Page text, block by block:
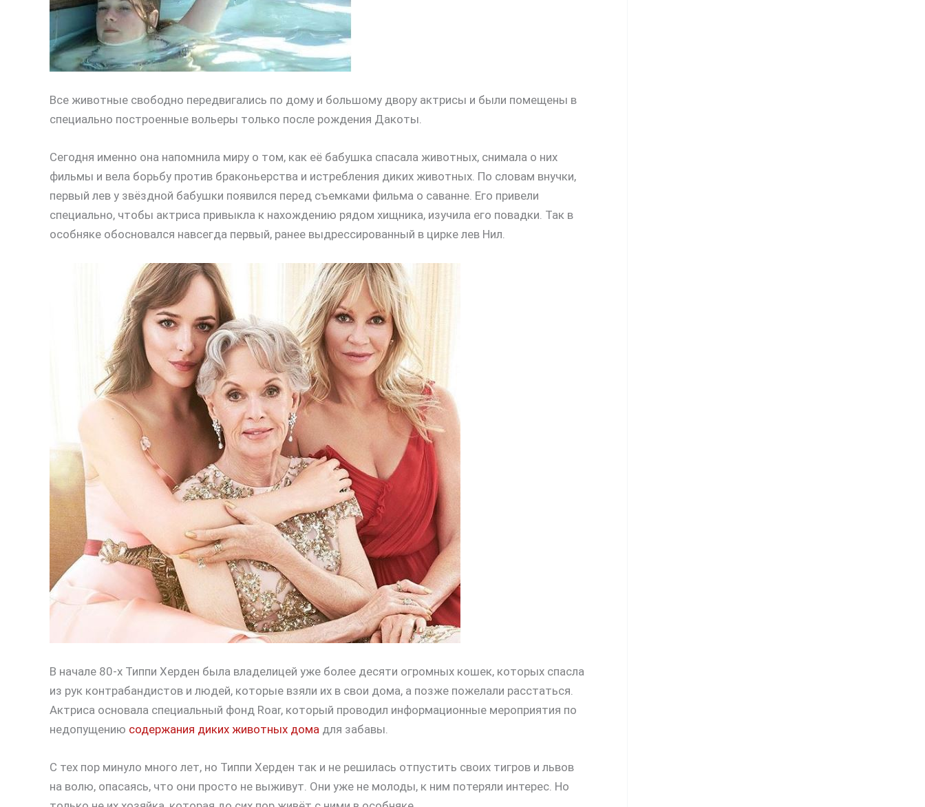
Все животные свободно передвигались по дому и большому двору актрисы и были помещены в
специально построенные вольеры только после рождения Дакоты.
Сегодня именно она напомнила миру о том, как её бабушка спасала животных, снимала о них
фильмы и вела борьбу против браконьерства и истребления диких животных. По словам внучки,
первый лев у звёздной бабушки появился перед съемками фильма о саванне. Его привели
специально, чтобы актриса привыкла к нахождению рядом хищника, изучила его повадки. Так в
особняке обосновался навсегда первый, ранее выдрессированный в цирке лев Нил.
В начале 80-х Типпи Херден была владелицей уже более десяти огромных кошек, которых спасла
из рук контрабандистов и людей, которые взяли их в свои дома, а позже пожелали расстаться.
Актриса основала специальный фонд Roar, который проводил информационные мероприятия по
недопущению содержания диких животных дома для забавы.
С тех пор минуло много лет, но Типпи Херден так и не решилась отпустить своих тигров и львов
на волю, опасаясь, что они просто не выживут. Они уже не молоды, к ним потеряли интерес. Но